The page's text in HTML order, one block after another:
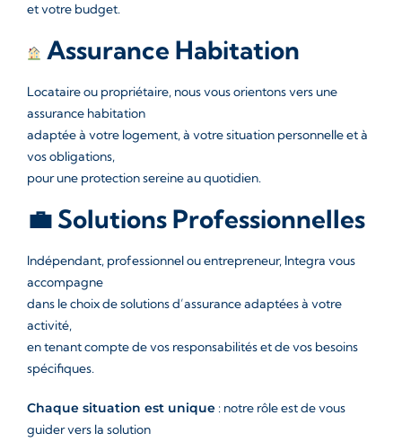
et votre budget.
Assurance Habitation
Locataire ou propriétaire, nous vous orientons vers une
assurance habitation
adaptée à votre logement, à votre situation personnelle et à
vos obligations,
pour une protection sereine au quotidien.
💼 Solutions Professionnelles
Indépendant, professionnel ou entrepreneur, Integra vous
accompagne
dans le choix de solutions d’assurance adaptées à votre
activité,
en tenant compte de vos responsabilités et de vos besoins
spécifiques.
Chaque situation est unique : notre rôle est de vous
guider vers la solution